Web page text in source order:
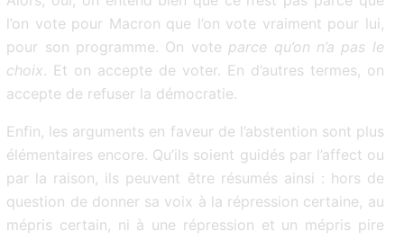
l’on vote pour Macron que l’on vote vraiment pour lui,
pour son programme. On vote parce qu’on n’a pas le
choix. Et on accepte de voter. En d’autres termes, on
accepte de refuser la démocratie.
Enfin, les arguments en faveur de l’abstention sont plus
élémentaires encore. Qu’ils soient guidés par l’affect ou
par la raison, ils peuvent être résumés ainsi : hors de
question de donner sa voix à la répression certaine, au
mépris certain, ni à une répression et un mépris pire